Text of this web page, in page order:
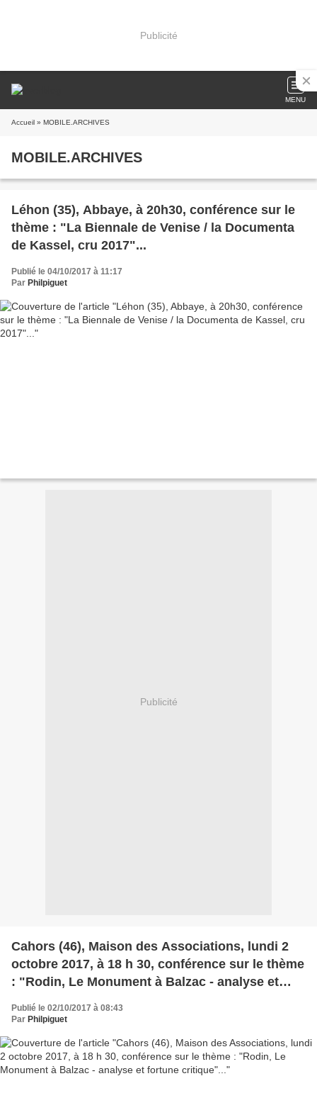
Publicité
MENU
Accueil » MOBILE.ARCHIVES
MOBILE.ARCHIVES
Léhon (35), Abbaye, à 20h30, conférence sur le
thème : "La Biennale de Venise / la Documenta
de Kassel, cru 2017"...
Publié le 04/10/2017 à 11:17
Par Philpiguet
Publicité
Cahors (46), Maison des Associations, lundi 2
octobre 2017, à 18 h 30, conférence sur le thème
: "Rodin, Le Monument à Balzac - analyse et
Publié le 02/10/2017 à 08:43
Par Philpiguet